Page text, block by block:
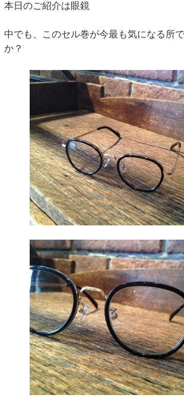
本日のご紹介は眼鏡
中でも、このセル巻が今最も気になる所
か？